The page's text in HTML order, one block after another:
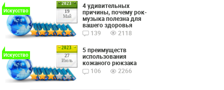
2023
19
Май
Искусство
4 удивительных
причины, почему рок-
музыка полезна для
вашего здоровья
139
2118
2023
27
Июль
Искусство
5 преимуществ
использования
кожаного рюкзака
106
2266